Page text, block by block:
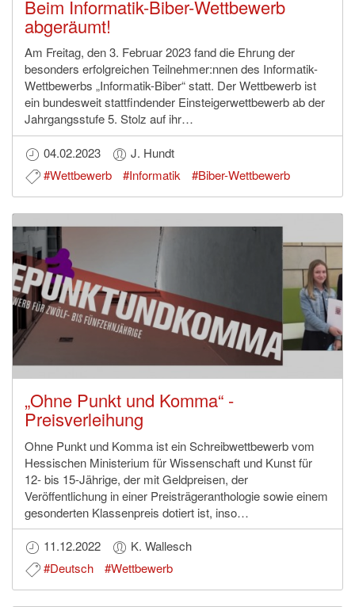
Beim Informatik-Biber-Wettbewerb
abgeräumt!
Am Freitag, den 3. Februar 2023 fand die Ehrung der
besonders erfolgreichen Teilnehmer:nnen des Informatik-
Wettbewerbs „Informatik-Biber“ statt. Der Wettbewerb ist
ein bundesweit stattfindender Einsteigerwettbewerb ab der
Jahrgangsstufe 5. Stolz auf ihr…
04.02.2023
J. Hundt
#Wettbewerb
#Informatik #Biber-Wettbewerb
„Ohne Punkt und Komma“ -
Preisverleihung
Ohne Punkt und Komma ist ein Schreibwettbewerb vom
Hessischen Ministerium für Wissenschaft und Kunst für
12- bis 15-Jährige, der mit Geldpreisen, der
Veröffentlichung in einer Preisträgeranthologie sowie einem
gesonderten Klassenpreis dotiert ist, inso…
11.12.2022
K. Wallesch
#Deutsch
#Wettbewerb